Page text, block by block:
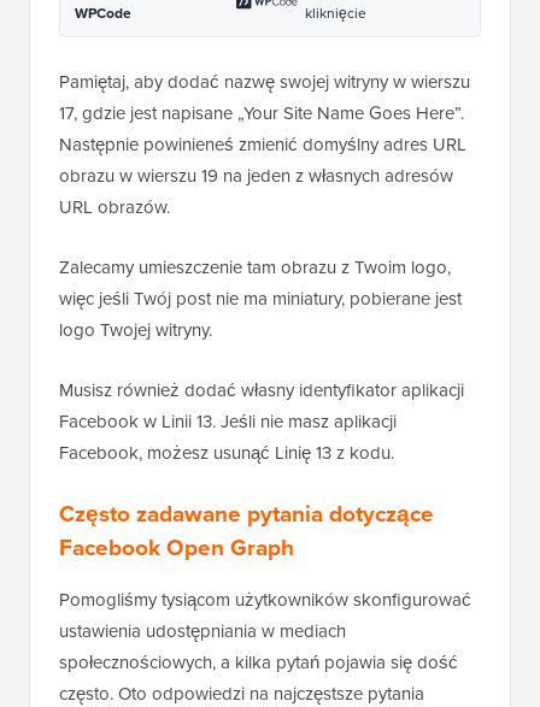
Hostowane z ❤️ przez
WPCode
Użyj w WordPress w 1
kliknięcie
Pamiętaj, aby dodać nazwę swojej witryny w wierszu
17, gdzie jest napisane „Your Site Name Goes Here”.
Następnie powinieneś zmienić domyślny adres URL
obrazu w wierszu 19 na jeden z własnych adresów
Zalecamy umieszczenie tam obrazu z Twoim logo,
więc jeśli Twój post nie ma miniatury, pobierane jest
Musisz również dodać własny identyfikator aplikacji
Facebook w Linii 13. Jeśli nie masz aplikacji
Często zadawane pytania dotyczące
Pomogliśmy tysiącom użytkowników skonfigurować
ustawienia udostępniania w mediach
społecznościowych, a kilka pytań pojawia się dość